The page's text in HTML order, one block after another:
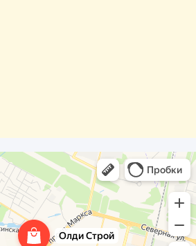
Обнинске